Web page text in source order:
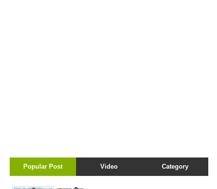
Popular Post Video Category